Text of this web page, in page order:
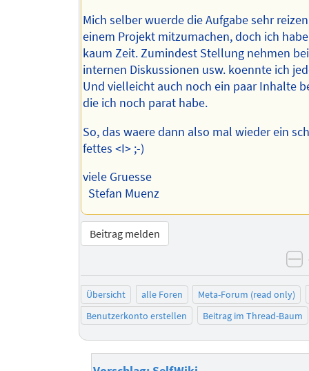
Mich selber wuerde die Aufgabe sehr
einem Projekt mitzumachen, doch ich
kaum Zeit. Zumindest Stellung nehmen
internen Diskussionen usw. koennte ich
Und vielleicht auch noch ein paar Inhalte
die ich noch parat habe.
So, das waere dann also mal wieder ein
fettes <I> ;-)
viele Gruesse
Stefan Muenz
Beitrag melden
Übersicht alle Foren
Meta-Forum (read only)
Benutzerkonto erstellen
Beitrag im Thread-Baum